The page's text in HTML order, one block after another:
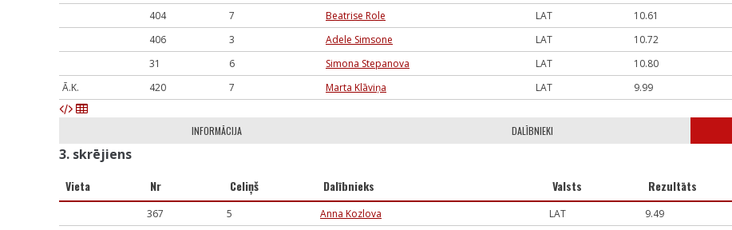
404
7 Beatrise Role LAT
10.61
406
3 Adele Simsone LAT
10.72
31
6 Simona Stepanova LAT
10.80
Ā.K.
420 7 Marta Klāviņa LAT 9.99
INFORMĀCIJA DALĪBNIEKI
3. skrējiens
Vieta Nr Celiņš Dalībnieks Valsts Rezultāts
367 5 Anna Kozlova LAT
9.49